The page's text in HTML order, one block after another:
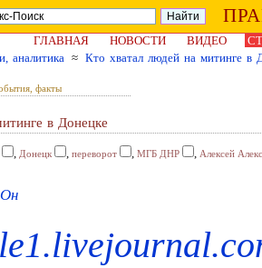
ГЛАВНАЯ НОВОСТИ ВИДЕО
аналитика ≈ Кто хватал людей на митинге в
факты
в Донецке
, Донецк , переворот , МГБ ДНР , Алексей